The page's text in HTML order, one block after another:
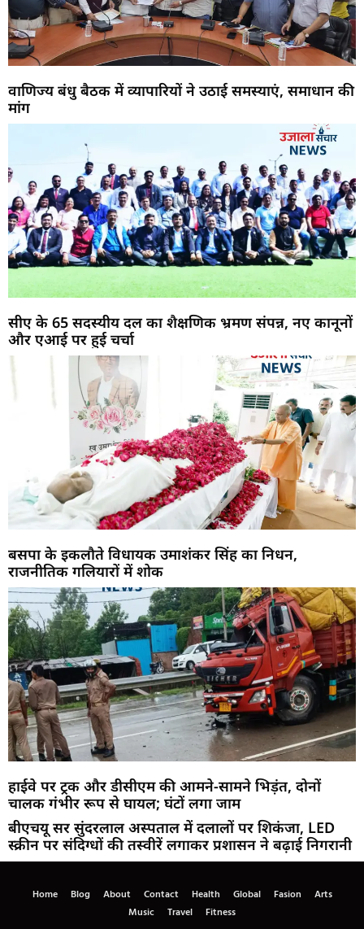
वाणिज्य बंधु बैठक में व्यापारियों ने उठाई समस्याएं, समाधान की
मांग
सीए के 65 सदस्यीय दल का शैक्षणिक भ्रमण संपन्न, नए कानूनों
और एआई पर हुई चर्चा
बसपा के इकलौते विधायक उमाशंकर सिंह का निधन,
राजनीतिक गलियारों में शोक
हाईवे पर ट्रक और डीसीएम की आमने-सामने भिड़ंत, दोनों
चालक गंभीर रूप से घायल; घंटों लगा जाम
बीएचयू सर सुंदरलाल अस्पताल में दलालों पर शिकंजा, LED
स्क्रीन पर संदिग्धों की तस्वीरें लगाकर प्रशासन ने बढ़ाई निगरानी
Home Blog About Contact Health Global Fasion
Arts
Music
Travel Fitness